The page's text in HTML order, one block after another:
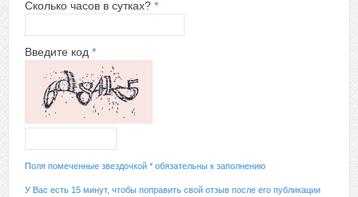
Сколько часов в сутках? *
Введите код *
Поля помеченные звездочкой * обязательны к заполнению
У Вас есть 15 минут, чтобы поправить свой отзыв после его публикации